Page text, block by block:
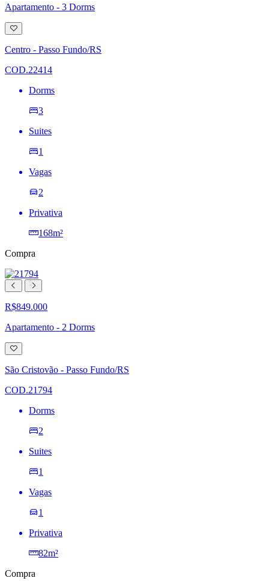
Apartamento - 3 Dorms
Adicionar
à
lista
de
Centro - Passo Fundo/RS
COD.22414
Dorms
3
Suites
1
Vagas
2
Privativa
168m²
Compra
R$849.000
Apartamento - 2 Dorms
Adicionar
à
lista
de
São Cristovão - Passo Fundo/RS
COD.21794
Dorms
2
Suites
1
Vagas
1
Privativa
82m²
Compra